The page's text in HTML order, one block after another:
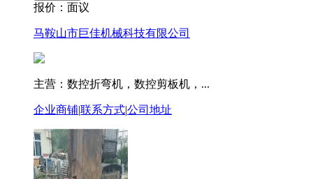
报价： 面议
马鞍山市巨佳机械科技有限公司
主营：数控折弯机，数控剪板机，...
企业商铺|联系方式|公司地址